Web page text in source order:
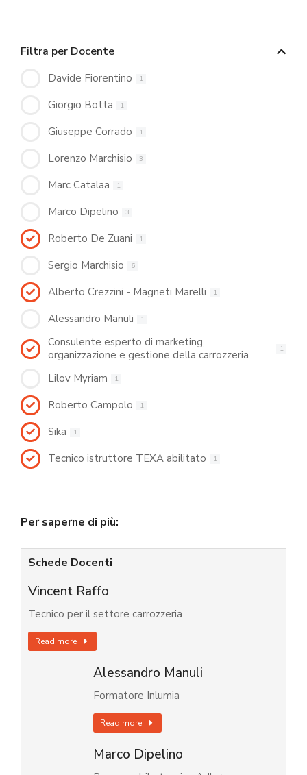
Filtra per Docente
Davide Fiorentino 1
Giorgio Botta 1
Giuseppe Corrado 1
Lorenzo Marchisio 3
Marc Catalaa 1
Marco Dipelino 3
Roberto De Zuani 1
Sergio Marchisio 6
Alberto Crezzini - Magneti Marelli 1
Alessandro Manuli 1
Consulente esperto di marketing,
organizzazione e gestione della carrozzeria
1
Lilov Myriam 1
Roberto Campolo 1
Sika 1
Tecnico istruttore TEXA abilitato 1
Per saperne di più:
Schede Docenti
Vincent Raffo
Tecnico per il settore carrozzeria
Read more
Alessandro Manuli
Formatore Inlumia
Read more
Marco Dipelino